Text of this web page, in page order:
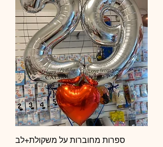
ספרות מחוברות על משקולת+לב